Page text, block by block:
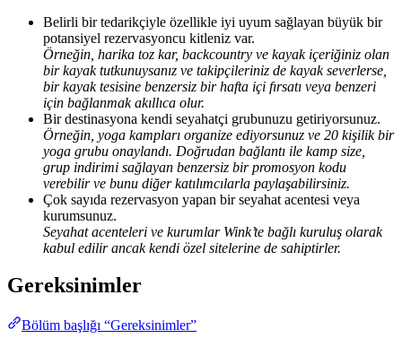
Belirli bir tedarikçiyle özellikle iyi uyum sağlayan büyük bir
potansiyel rezervasyoncu kitleniz var.
Örneğin, harika toz kar, backcountry ve kayak içeriğiniz olan
bir kayak tutkunuysanız ve takipçileriniz de kayak severlerse,
bir kayak tesisine benzersiz bir hafta içi fırsatı veya benzeri
için bağlanmak akıllıca olur.
Bir destinasyona kendi seyahatçi grubunuzu getiriyorsunuz.
Örneğin, yoga kampları organize ediyorsunuz ve 20 kişilik bir
yoga grubu onaylandı. Doğrudan bağlantı ile kamp size,
grup indirimi sağlayan benzersiz bir promosyon kodu
verebilir ve bunu diğer katılımcılarla paylaşabilirsiniz.
Çok sayıda rezervasyon yapan bir seyahat acentesi veya
kurumsunuz.
Seyahat acenteleri ve kurumlar Wink’te bağlı kuruluş olarak
kabul edilir ancak kendi özel sitelerine de sahiptirler.
Gereksinimler
Bölüm başlığı “Gereksinimler”